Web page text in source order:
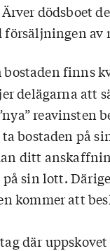
dödsboet
försäljningen
finns
delägarna att
reavinsten
bostaden på
ditt
på sin lott.
kommer att
där